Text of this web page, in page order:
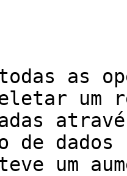
as
um
de
teve um